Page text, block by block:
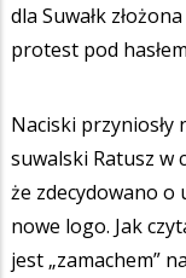
dla Suwałk
protest pod
Naciski
suwalski Ratusz w
że zdecydowano o
nowe logo. Jak
jest „zamachem”